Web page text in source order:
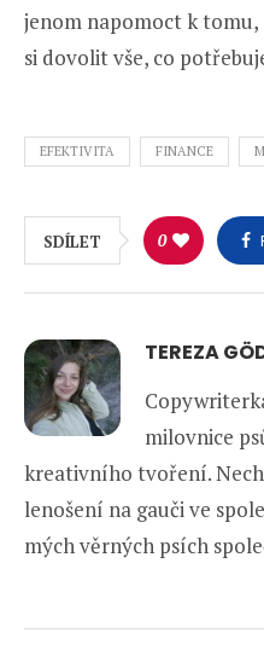
jenom napomoct k
si dovolit vše, co
EFEKTIVITA FINANCE
SDÍLET 0
TEREZA
milovnice
kreativního tvoření.
lenošení na gauči ve
mých věrných psích